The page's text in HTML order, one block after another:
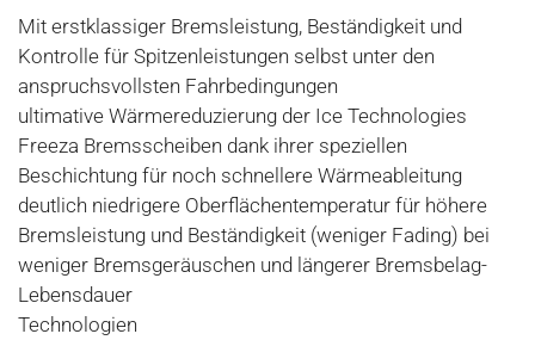
Mit erstklassiger Bremsleistung, Beständigkeit und
Kontrolle für Spitzenleistungen selbst unter den
anspruchsvollsten Fahrbedingungen
ultimative Wärmereduzierung der Ice Technologies
Freeza Bremsscheiben dank ihrer speziellen
Beschichtung für noch schnellere Wärmeableitung
deutlich niedrigere Oberflächentemperatur für höhere
Bremsleistung und Beständigkeit (weniger Fading) bei
weniger Bremsgeräuschen und längerer Bremsbelag-
Lebensdauer
Technologien